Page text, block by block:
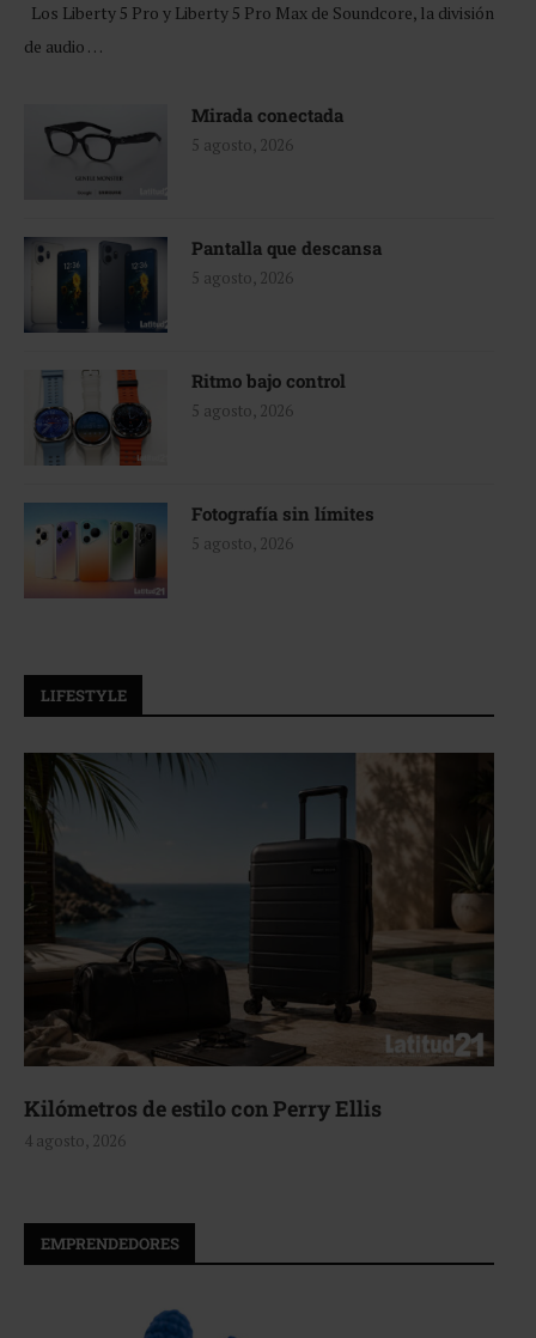
Los Liberty 5 Pro y Liberty 5 Pro Max de Soundcore, la división
de audio …
Mirada conectada
5 agosto, 2026
Pantalla que descansa
5 agosto, 2026
Ritmo bajo control
5 agosto, 2026
Fotografía sin límites
5 agosto, 2026
LIFESTYLE
Kilómetros de estilo con Perry Ellis
4 agosto, 2026
EMPRENDEDORES